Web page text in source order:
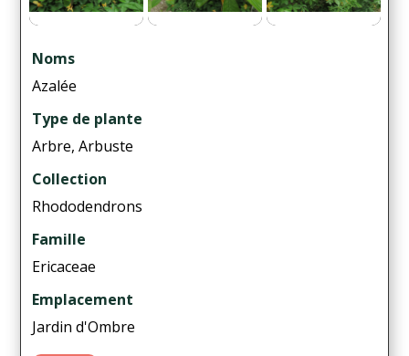
Noms
Azalée
Type de plante
Arbre, Arbuste
Collection
Rhododendrons
Famille
Ericaceae
Emplacement
Jardin d'Ombre